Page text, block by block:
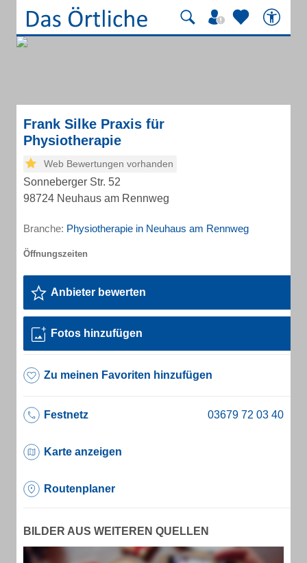
Frank Silke Praxis für
Physiotherapie
Web Bewertungen vorhanden
Sonneberger Str. 52
98724 Neuhaus am Rennweg
Branche: Physiotherapie in Neuhaus am Rennweg
Anbieter bewerten
Fotos hinzufügen
Zu meinen Favoriten hinzufügen
Festnetz
Karte anzeigen
Routenplaner
BILDER AUS WEITEREN QUELLEN